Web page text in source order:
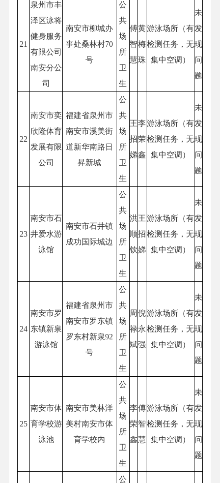
21
泉州市丰
泽区泳将
健身服务
有限公司
南安分公
司
南安市柳城办
事处桑林村70
号
公
共
场
所
卫
生
傅
智
慧
黄
梅
珠
游泳场所（有
检测任务，无
集中空调）
未
发
现
问
题
22
南安市奕
欣隆体育
发展有限
公司
福建省泉州市
南安市溪美街
道新华南路日
昇新城
公
共
场
所
卫
生
王
招
娣
李
荣
鑫
游泳场所（有
检测任务，无
集中空调）
未
发
现
问
题
23
南安市石
井爱水游
泳馆
南安市石井镇
成功国际城边
公
共
场
所
卫
生
洪
顺
钦
王
招
娣
游泳场所（有
检测任务，无
集中空调）
未
发
现
问
题
24
南安市罗
东镇新泉
游泳馆
福建省泉州市
南安市罗东镇
罗东村新泉92
号
公
共
场
所
卫
生
周
禄
斌
倪
永
强
游泳场所（有
检测任务，无
集中空调）
未
发
现
问
题
25
南安市体
育学校游
泳池
南安市美林洋
美村南安市体
育学校内
公
共
场
所
卫
生
李
荣
鑫
傅
智
慧
游泳场所（有
检测任务，无
集中空调）
未
发
现
问
题
公